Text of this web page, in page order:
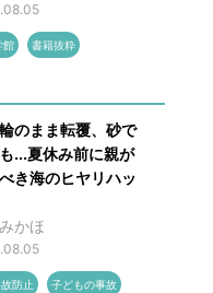
館 書籍抜粋
のまま転覆、砂で
...夏休み前に親が
き海のヒヤリハッ
かほ
防止 子どもの事故